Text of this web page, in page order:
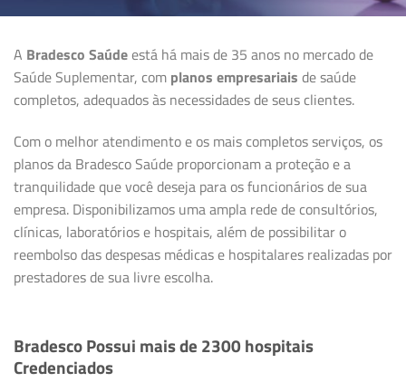
A Bradesco Saúdeestá há mais de 35 anos no mercado de
Saúde Suplementar, com planos empresariais de saúde
completos, adequados às necessidades de seus clientes.
Com o melhor atendimento e os mais completos serviços, os
planos da Bradesco Saúde proporcionam a proteção e a
tranquilidade que você deseja para os funcionários de sua
empresa. Disponibilizamos uma ampla rede de consultórios,
clínicas, laboratórios e hospitais, além de possibilitar o
reembolso das despesas médicas e hospitalares realizadas por
prestadores de sua livre escolha.
Bradesco Possui mais de 2300 hospitais
Credenciados